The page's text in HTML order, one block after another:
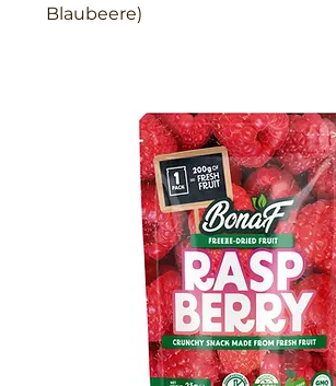
Blaubeere)